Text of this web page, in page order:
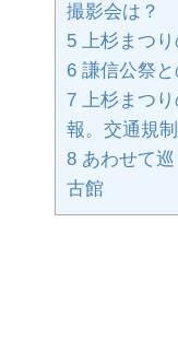
撮影会は？
5 上杉まつ
6 謙信公祭
7 上杉まつ
報。交通規
8 あわせて
古館